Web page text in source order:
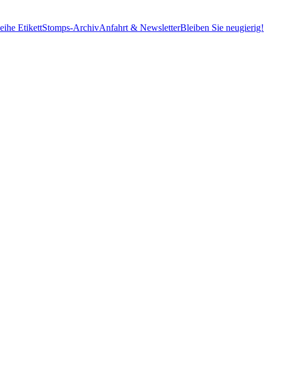
EtikettStomps-ArchivAnfahrt & NewsletterBleiben Sie neugierig!